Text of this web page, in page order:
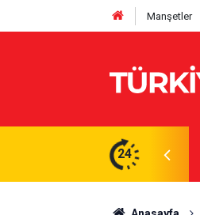
Manşetler
24
2026 Resmî Gazete kararları)